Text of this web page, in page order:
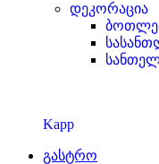
დეკორაცია
Kapp
გასტრო